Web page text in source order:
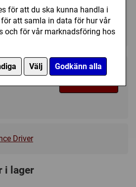
för att du ska kunna handla i
att samla in data för hur vår
och för vår marknadsföring hos
Välj Godkänn alla
▼
Bevaka
Driver
i lager